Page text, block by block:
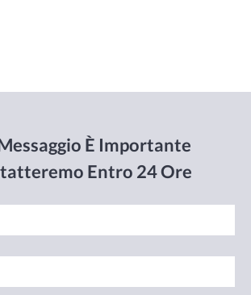
È Importante
Entro 24 Ore